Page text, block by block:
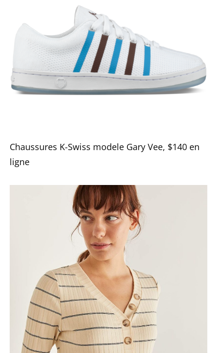
Chaussures K-Swiss modele Gary Vee, $140 en
ligne